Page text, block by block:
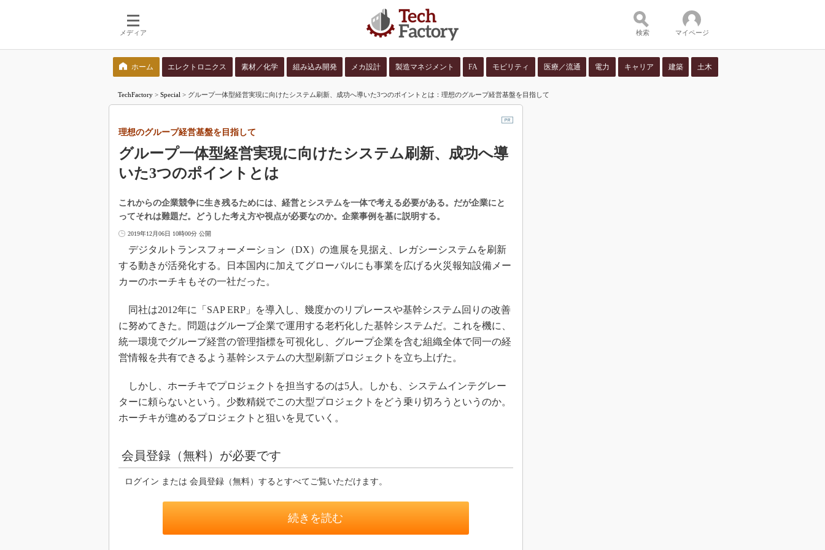
メディア
検索語を入力してください コンテンツ：
並び順：
検索 マイページ
ホーム エレクトロニクス 素材／化学 組み込み開発 メカ設計 製造マネジメント FA モビリティ 医療／流通 電力 キャリア 建築 土木
TechFactory > Special > グループ一体型経営実現に向けたシステム刷新、成功へ導いた3つのポイントとは：理想のグループ経営基盤を目指して
グループ一体型経営実現に向けたシステム刷新、成功へ導
いた3つのポイントとは
理想のグループ経営基盤を目指して
これからの企業競争に生き残るためには、経営とシステムを一体で考える必要がある。だが企業にと
ってそれは難題だ。どうした考え方や視点が必要なのか。企業事例を基に説明する。
2019年12月06日 10時00分 公開
デジタルトランスフォーメーション（DX）の進展を見据え、レガシーシステムを刷新
する動きが活発化する。日本国内に加えてグローバルにも事業を広げる火災報知設備メー
カーのホーチキもその一社だった。
同社は2012年に「SAP ERP」を導入し、幾度かのリプレースや基幹システム回りの改善
に努めてきた。問題はグループ企業で運用する老朽化した基幹システムだ。これを機に、
統一環境でグループ経営の管理指標を可視化し、グループ企業を含む組織全体で同一の経
営情報を共有できるよう基幹システムの大型刷新プロジェクトを立ち上げた。
しかし、ホーチキでプロジェクトを担当するのは5人。しかも、システムインテグレー
ターに頼らないという。少数精鋭でこの大型プロジェクトをどう乗り切ろうというのか。
ホーチキが進めるプロジェクトと狙いを見ていく。
会員登録（無料）が必要です
ログイン または 会員登録（無料）するとすべてご覧いただけます。
続きを読む